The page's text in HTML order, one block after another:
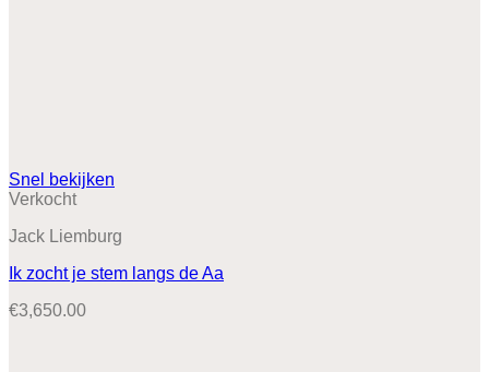
Snel bekijken
Verkocht
Jack Liemburg
Ik zocht je stem langs de Aa
€3,650.00